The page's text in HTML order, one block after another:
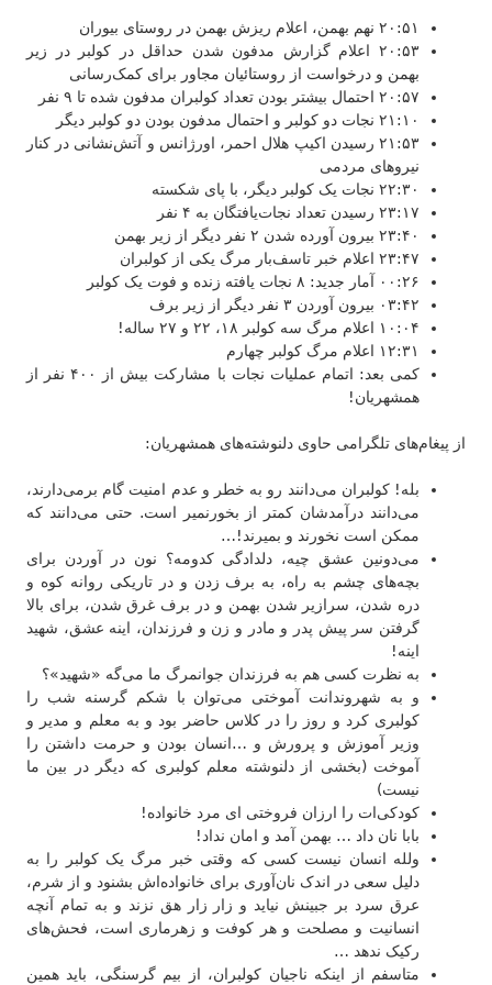
۲۰:۵۱ نهم بهمن، اعلام ریزش بهمن در روستای بیوران
۲۰:۵۳ اعلام گزارش مدفون شدن حداقل در کولبر در زیر
بهمن و درخواست از روستائیان مجاور برای کمک‌رسانی
۲۰:۵۷ احتمال بیشتر بودن تعداد کولبران مدفون شده تا ۹ نفر
۲۱:۱۰ نجات دو کولبر و احتمال مدفون بودن دو کولبر دیگر
۲۱:۵۳ رسیدن اکیپ هلال احمر، اورژانس و آتش‌نشانی در کنار
نیروهای مردمی
۲۲:۳۰ نجات یک کولبر دیگر، با پای شکسته
۲۳:۱۷ رسیدن تعداد نجات‌یافتگان به ۴ نفر
۲۳:۴۰ بیرون آورده شدن ۲ نفر دیگر از زیر بهمن
۲۳:۴۷ اعلام خبر تاسف‌بار مرگ یکی از کولبران
۰۰:۲۶ آمار جدید: ۸ نجات یافته زنده و فوت یک کولبر
۰۳:۴۲ بیرون آوردن ۳ نفر دیگر از زیر برف
۱۰:۰۴ اعلام مرگ سه کولبر ۱۸، ۲۲ و ۲۷ ساله!
۱۲:۳۱ اعلام مرگ کولبر چهارم
کمی بعد: اتمام عملیات نجات با مشارکت بیش از ۴۰۰ نفر از
همشهریان!
از پیغام‌های تلگرامی حاوی دلنوشته‌های همشهریان:
بله! کولبران می‌دانند رو به خطر و عدم امنیت گام برمی‌دارند،
می‌دانند درآمدشان کمتر از بخورنمیر است. حتی می‌دانند که
ممکن است نخورند و بمیرند!…
می‌دونین عشق چیه، دلدادگی کدومه؟ نون در آوردن برای
بچه‌های چشم به راه، به برف زدن و در تاریکی روانه کوه و
دره شدن، سرازیر شدن بهمن و در برف غرق شدن، برای بالا
گرفتن سر پیش پدر و مادر و زن و فرزندان، اینه عشق، شهید
اینه!
به نظرت کسی هم به فرزندان جوانمرگ ما می‌گه «شهید»؟
و به شهروندانت آموختی می‌توان با شکم گرسنه شب را
کولبری کرد و روز را در کلاس حاضر بود و به معلم و مدیر و
وزیر آموزش و پرورش و …انسان بودن و حرمت داشتن را
آموخت (بخشی از دلنوشته معلم کولبری که دیگر در بین ما
نیست)
کودکی‌ات را ارزان فروختی ای مرد خانواده!
بابا نان داد … بهمن آمد و امان نداد!
ولله انسان نیست کسی که وقتی خبر مرگ یک کولبر را به
دلیل سعی در اندک نان‌آوری برای خانواده‌اش بشنود و از شرم،
عرق سرد بر جبینش نیاید و زار زار هق نزند و به تمام آنچه
انسانیت و مصلحت و هر کوفت و زهرماری است، فحش‌های
رکیک ندهد …
متاسفم از اینکە ناجیان کولبران، از بیم گرسنگی، باید همین